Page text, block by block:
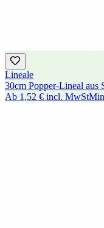
Lineale
30cm Popper-Lineal
Ab 1,52 € incl. MwSt